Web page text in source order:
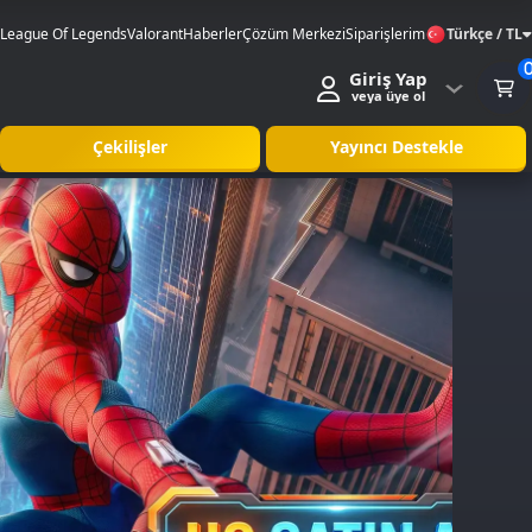
League Of LegendsValorantHaberlerÇözüm MerkeziSiparişlerim Türkçe / TL
Giriş Yap
veya üye ol
Çekilişler Yayıncı Destekle